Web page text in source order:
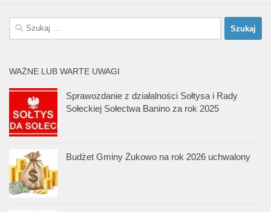
Szukaj:
WAŻNE LUB WARTE UWAGI
Sprawozdanie z działalności Sołtysa i Rady
Sołeckiej Sołectwa Banino za rok 2025
Budżet Gminy Żukowo na rok 2026 uchwalony